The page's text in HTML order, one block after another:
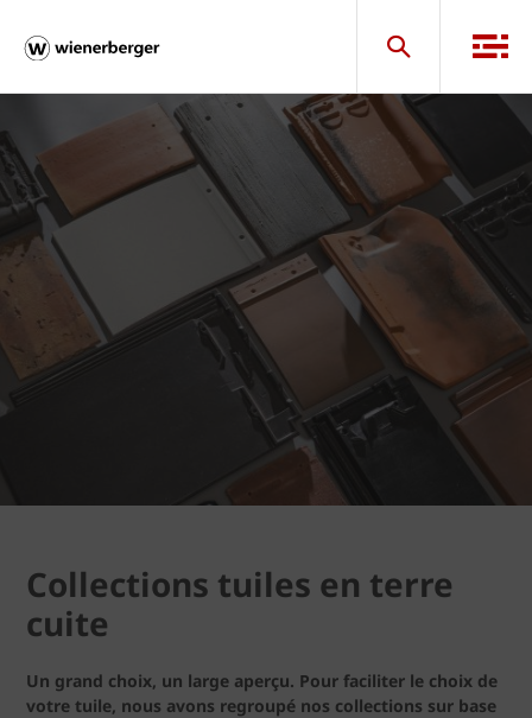
Collections tuiles en terre
cuite
Un grand choix, un large aperçu. Pour faciliter le choix de
votre tuile, nous avons regroupé nos collections sur base